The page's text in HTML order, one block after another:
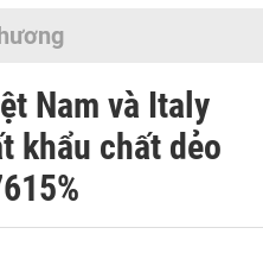
Nam và Italy
khẩu chất dẻo